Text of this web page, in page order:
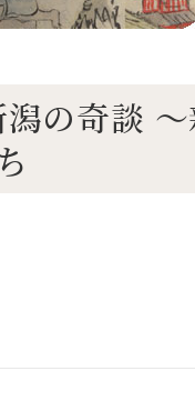
の奇談 ～